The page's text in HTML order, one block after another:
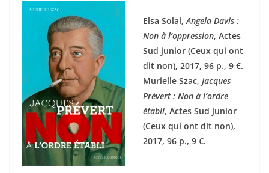
Elsa Solal,Angela Davis :
Non à l’oppression, Actes
Sud junior (Ceux qui ont
dit non), 2017, 96 p., 9 €.
Murielle Szac, Jacques
Prévert : Non à l’ordre
établi, Actes Sud junior
(Ceux qui ont dit non),
2017, 96 p., 9 €.